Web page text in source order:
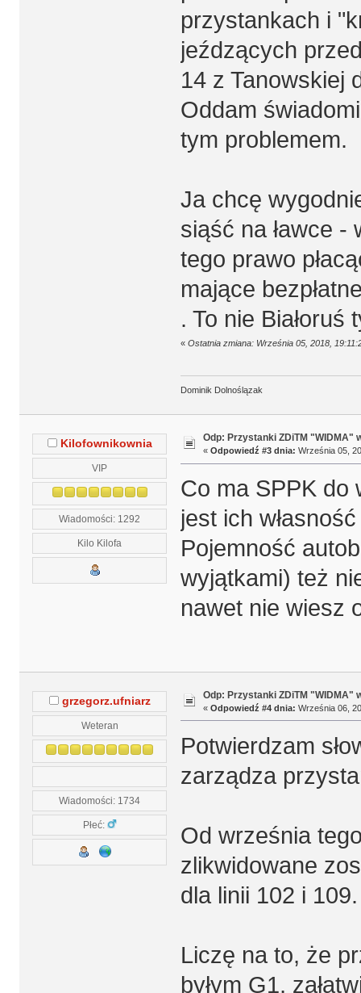
przystankach i
jeźdzących
14 z Tanowskiej
Oddam
tym problemem.
Ja chcę
siąść na ławce
tego prawo
mające
. To nie
« Ostatnia zmiana: Września 05, 2018,
Dominik Dolnoślązak
Kilofownikownia
VIP
Wiadomości: 1292
Kilo Kilofa
Odp: Przystanki ZDiTM "WIDMA"
« Odpowiedź #3 dnia: Września 05,
Co ma SPPK do
jest ich
Pojemność
wyjątkami) też
nawet nie wiesz
grzegorz.ufniarz
Weteran
Wiadomości: 1734
Płeć:
Odp: Przystanki ZDiTM "WIDMA"
« Odpowiedź #4 dnia: Września 06,
Potwierdzam
zarządza
Od września
zlikwidowane
dla linii 102 i 109.
Liczę na to, że
byłym G1,